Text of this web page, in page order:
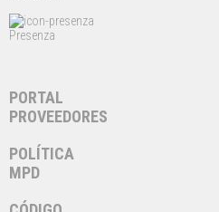
Presenza
PORTAL
PROVEEDORES
POLÍTICA
MPD